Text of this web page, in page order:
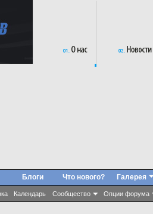
Календарь Сообщество Опции форума
Блоги Что нового? Галерея